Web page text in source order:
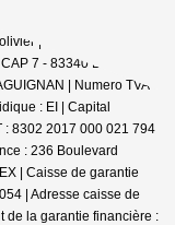
| Raison sociale : D
7 - 83340 Le Cannet-
| Numero TVA
: EI | Capital
: 8302 2017 000 021 794
: 236 Boulevard
| Caisse de garantie
| Adresse caisse de
de la garantie financière :